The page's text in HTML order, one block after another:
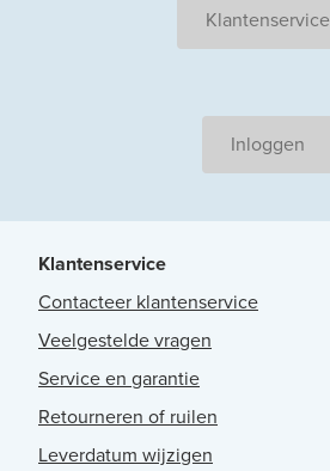
Klantenservice
Inloggen
Klantenservice
Contacteer klantenservice
Veelgestelde vragen
Service en garantie
Retourneren of ruilen
Leverdatum wijzigen